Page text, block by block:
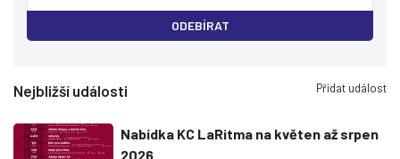
ODEBÍRAT
Nejbližší události Přidat událost
Nabídka KC LaRitma na květen až srpen
2026